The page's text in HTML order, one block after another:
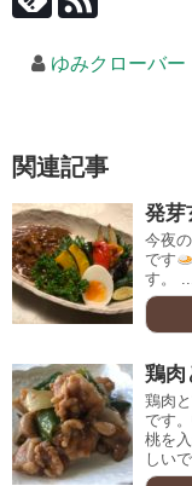
ゆみクローバー
関連記事
発芽
今夜
です
す。
鶏肉
鶏肉
です
桃を
しいで